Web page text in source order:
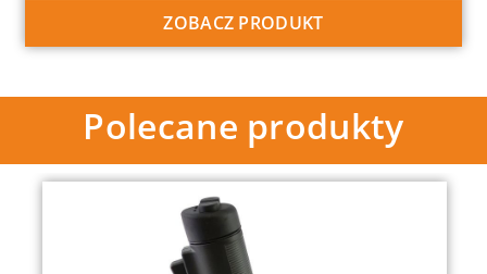
ZOBACZ PRODUKT
Polecane produkty